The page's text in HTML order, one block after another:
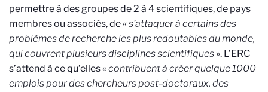
permettre à des groupes de 2 à 4 scientifiques, de pays
membres ou associés, de «s’attaquer à certains des
problèmes de recherche les plus redoutables du monde,
qui couvrent plusieurs disciplines scientifiques ». L’ERC
s’attend à ce qu’elles «contribuent à créer quelque 1000
emplois pour des chercheurs post-doctoraux, des